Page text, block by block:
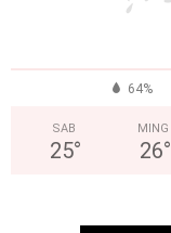
64%
SAB
25°
MING
26°